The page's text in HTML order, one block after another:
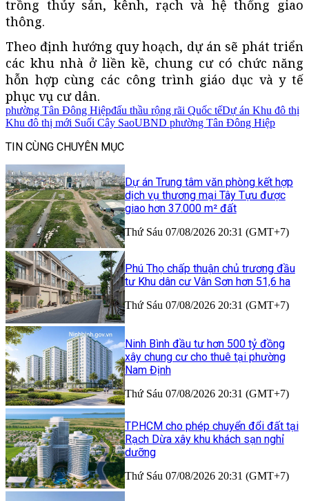
trồng thủy sản, kênh, rạch và hệ thống giao
thông.
Theo định hướng quy hoạch, dự án sẽ phát triển
các khu nhà ở liền kề, chung cư có chức năng
hỗn hợp cùng các công trình giáo dục và y tế
phục vụ cư dân.
phường Tân Đông Hiệpđấu thầu rộng rãi Quốc tếDự án Khu đô thị
Khu đô thị mới Suối Cây SaoUBND phường Tân Đông Hiệp
TIN CÙNG CHUYÊN MỤC
Dự án Trung tâm văn phòng kết hợp
dịch vụ thương mại Tây Tựu được
giao hơn 37.000 m² đất
Thứ Sáu 07/08/2026 20:31 (GMT+7)
Phú Thọ chấp thuận chủ trương đầu
tư Khu dân cư Vân Sơn hơn 51,6 ha
Thứ Sáu 07/08/2026 20:31 (GMT+7)
Ninh Bình đầu tư hơn 500 tỷ đồng
xây chung cư cho thuê tại phường
Nam Định
Thứ Sáu 07/08/2026 20:31 (GMT+7)
TP.HCM cho phép chuyển đổi đất tại
Rạch Dừa xây khu khách sạn nghỉ
dưỡng
Thứ Sáu 07/08/2026 20:31 (GMT+7)